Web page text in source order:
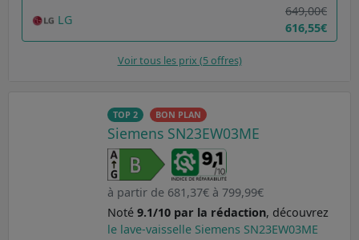
LG
649,00€
616,55€
Voir tous les prix (5 offres)
TOP 2 BON PLAN
Siemens SN23EW03ME
à partir de 681,37€ à 799,99€
Noté 9.1/10 par la rédaction, découvrez
le lave-vaisselle Siemens SN23EW03ME